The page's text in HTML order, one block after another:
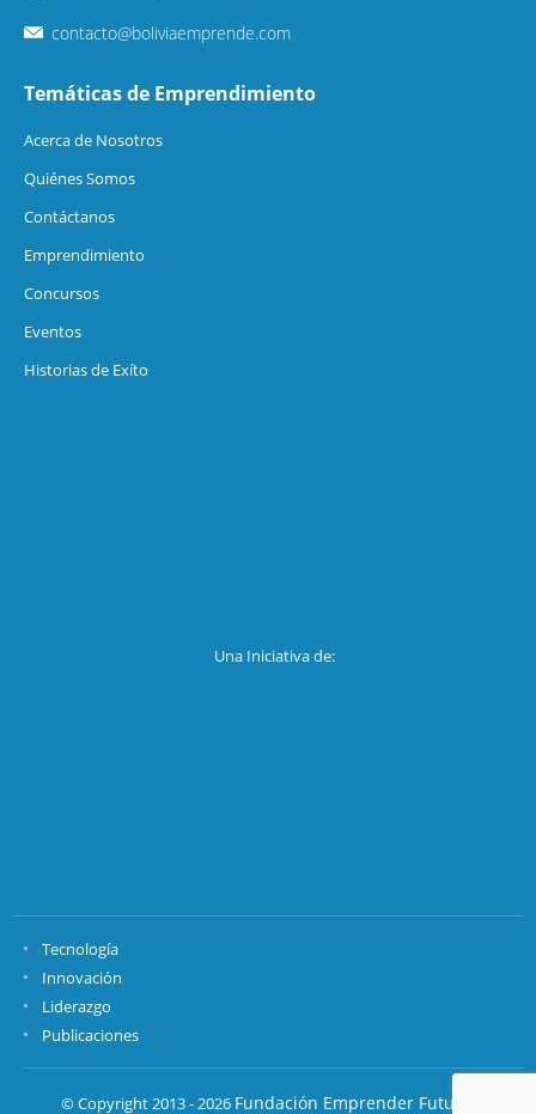
contacto@boliviaemprende.com
Temáticas de Emprendimiento
Acerca de Nosotros
Quiénes Somos
Contáctanos
Emprendimiento
Concursos
Eventos
Historias de Exíto
Una Iniciativa de:
Tecnología
Innovación
Liderazgo
Publicaciones
© Copyright 2013 - 2026 Fundación Emprender Futuro.